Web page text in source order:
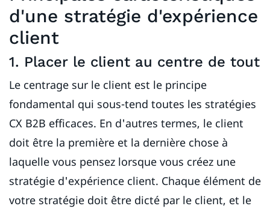
d'une stratégie d'expérience
client
1. Placer le client au centre de tout
Le centrage sur le client est le principe
fondamental qui sous-tend toutes les stratégies
CX B2B efficaces. En d'autres termes, le client
doit être la première et la dernière chose à
laquelle vous pensez lorsque vous créez une
stratégie d'expérience client. Chaque élément de
votre stratégie doit être dicté par le client, et le